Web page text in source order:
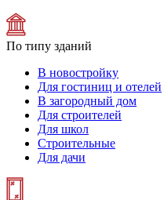
По типу зданий
В новостройку
Для гостиниц и отелей
В загородный дом
Для строителей
Для школ
Строительные
Для дачи